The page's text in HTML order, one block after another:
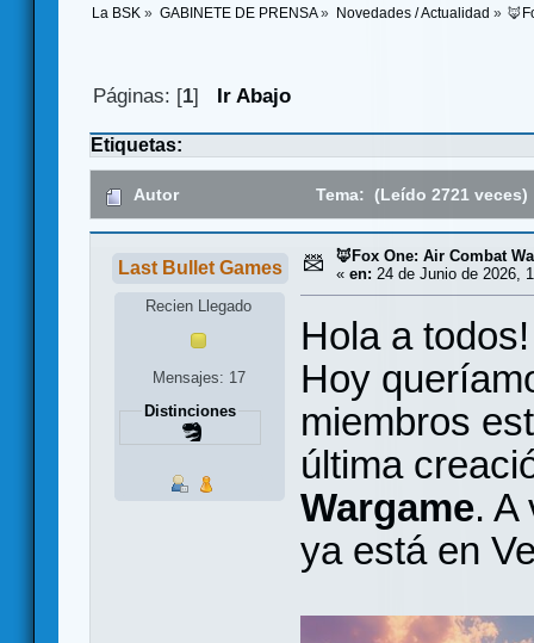
La BSK » GABINETE DE PRENSA» Novedades / Actualidad »
Páginas: [1] Ir Abajo
Etiquetas:
Autor Tema: (Leído 2721 veces)
Last Bullet Games
Recien Llegado
Mensajes: 17
Distinciones
🦊Fox One: Air Combat
« en: 24 de Junio de 2026,
Hola a todos!
Hoy
miembros
última
Wargame. A
ya está en